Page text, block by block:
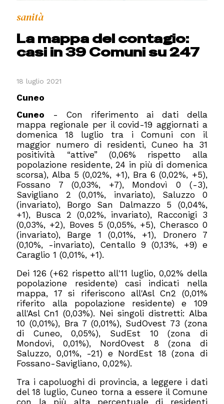
sanità
La mappa del contagio:
casi in 39 Comuni su 247
18 luglio 2021
Cuneo
Cuneo - Con riferimento ai dati della
mappa regionale per il covid-19 aggiornati a
domenica 18 luglio tra i Comuni con il
maggior numero di residenti, Cuneo ha 31
positività “attive” (0,06% rispetto alla
popolazione residente, 24 in più di domenica
scorsa), Alba 5 (0,02%, +1), Bra 6 (0,02%, +5),
Fossano 7 (0,03%, +7), Mondovì 0 (-3),
Savigliano 2 (0,01%, invariato), Saluzzo 0
(invariato), Borgo San Dalmazzo 5 (0,04%,
+1), Busca 2 (0,02%, invariato), Racconigi 3
(0,03%, +2), Boves 5 (0,05%, +5), Cherasco 0
(invariato), Barge 1 (0,01%, +1), Dronero 7
(0,10%, -invariato), Centallo 9 (0,13%, +9) e
Caraglio 1 (0,01%, +1).
Dei 126 (+62 rispetto all'11 luglio, 0,02% della
popolazione residente) casi indicati nella
mappa, 17 si riferiscono all'Asl Cn2 (0,01%
riferito alla popolazione residente) e 109
all'Asl Cn1 (0,03%). Nei singoli distretti: Alba
10 (0,01%), Bra 7 (0,01%), SudOvest 73 (zona
di Cuneo, 0,05%), SudEst 10 (zona di
Mondovì, 0,01%), NordOvest 8 (zona di
Saluzzo, 0,01%, -21) e NordEst 18 (zona di
Fossano-Savigliano, 0,02%).
Tra i capoluoghi di provincia, a leggere i dati
del 18 luglio, Cuneo torna a essere il Comune